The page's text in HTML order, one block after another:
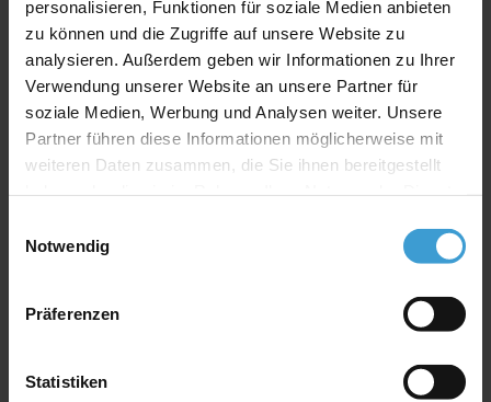
personalisieren, Funktionen für soziale Medien anbieten
zu können und die Zugriffe auf unsere Website zu
analysieren. Außerdem geben wir Informationen zu Ihrer
Verwendung unserer Website an unsere Partner für
soziale Medien, Werbung und Analysen weiter. Unsere
Partner führen diese Informationen möglicherweise mit
weiteren Daten zusammen, die Sie ihnen bereitgestellt
Notwendig
Präferenzen
Statistiken
Translate Website
Balance Board vs. SENSOBOARD
Der Erfinder
Referenzen/ Presse
Ambassadors